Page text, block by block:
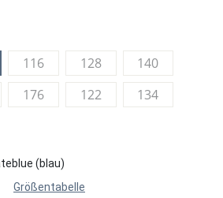
116 128
140
176 122
134
(blau)
Größentabelle